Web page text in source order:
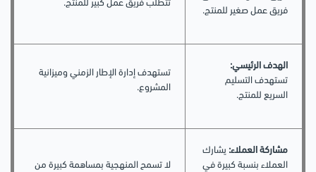
فريق عمل صغير للمنتج.
تتطلب فريق عمل كبير للمنتج.
الهدف الرئيسي:
تستهدف التسليم
السريع للمنتج.
تستهدف إدارة الإطار الزمني وميزانية
المشروع.
مشاركة العملاء: يشارك
العملاء بنسبة كبيرة في
لا تسمح المنهجية بمساهمة كبيرة من